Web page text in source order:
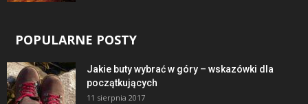
POPULARNE POSTY
Jakie buty wybrać w góry – wskazówki dla
początkujących
11 sierpnia 2017